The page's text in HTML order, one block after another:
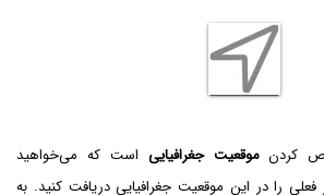
کردنموقعیت جغرافیایی است که می‌خواهید
را در این موقعیت جغرافیایی دریافت کنید. به